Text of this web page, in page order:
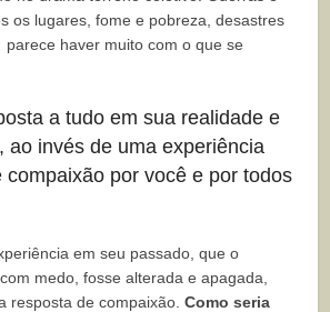
os lugares, fome e pobreza, desastres
haver muito com o que se
a tudo em sua realidade e
ao invés de uma experiência
compaixão por você e por todos
em seu passado, que o
medo, fosse alterada e apagada,
resposta de compaixão.Como seria